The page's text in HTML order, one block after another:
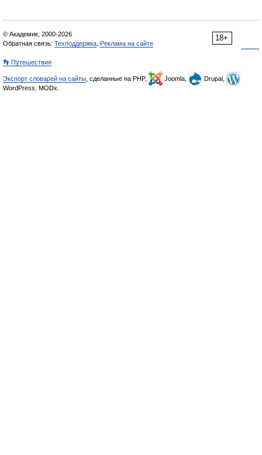
18+
© Академик, 2000-2026
Обратная связь: Техподдержка Реклама на сайте
👣 Путешествия
Экспорт словарей на сайты , сделанные на PHP, Joomla,
Drupal,
WordPress, MODx.